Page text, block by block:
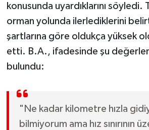
konusunda uyardıklarını söyledi.
orman yolunda ilerlediklerini
şartlarına göre oldukça yüksek
etti. B.A., ifadesinde şu
bulundu:
"Ne kadar kilometre hızla
bilmiyorum ama hız sınırının